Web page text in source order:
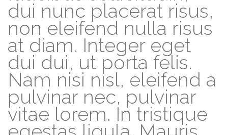
dui nunc placerat risus,
non eleifend nulla risus
at diam. Integer eget
dui dui, ut porta felis.
Nam nisi nisl, eleifend a
pulvinar nec, pulvinar
vitae lorem. In tristique